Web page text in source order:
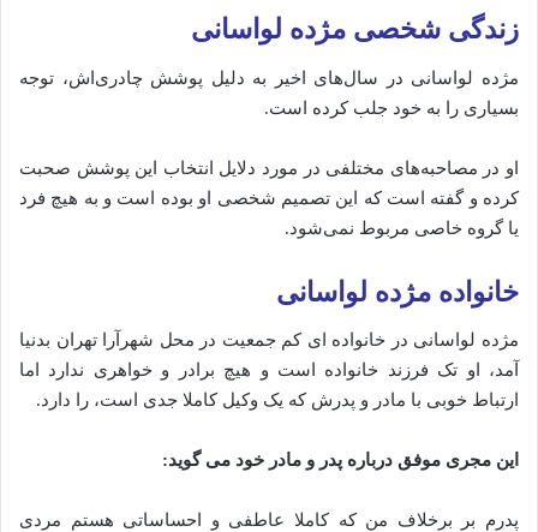
زندگی شخصی مژده لواسانی
مژده لواسانی در سال‌های اخیر به دلیل پوشش چادری‌اش، توجه
بسیاری را به خود جلب کرده است.
او در مصاحبه‌های مختلفی در مورد دلایل انتخاب این پوشش صحبت
کرده و گفته‌ است که این تصمیم شخصی او بوده است و به هیچ فرد
یا گروه خاصی مربوط نمی‌شود.
خانواده مژده لواسانی
مژده لواسانی در خانواده ای کم جمعیت در محل شهرآرا تهران بدنیا
آ‌مد، او تک فرزند خانواده است و هیچ برادر و خواهری ندارد اما
ارتباط خوبی با مادر و پدرش که یک وکیل کاملا جدی است، را دارد.
این مجری موفق درباره پدر و مادر خود می گوید:
پدرم بر برخلاف من که کاملا عاطفی و احساساتی هستم مردی